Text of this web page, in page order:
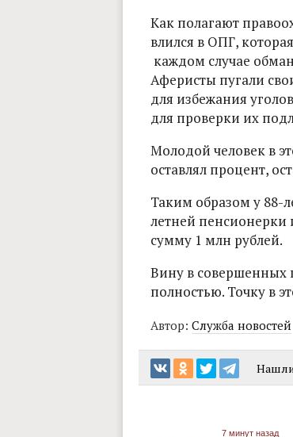
Как полагают
влился в ОПГ,
каждом случае
Аферисты пугали
для избежания
для проверки их
Молодой человек в
оставлял процент,
Таким образом у 88-
летней
сумму 1 млн рублей.
Вину в совершенных
полностью. Точку в
Автор: Служба новостей
Нашли
7 минут назад